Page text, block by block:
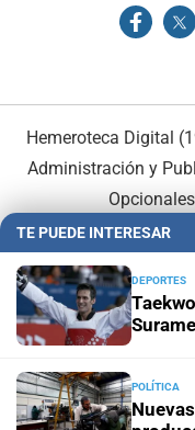
Hemeroteca Digital
Administración y
TE PUEDE INTERESAR
DEPORTES
POLÍTICA